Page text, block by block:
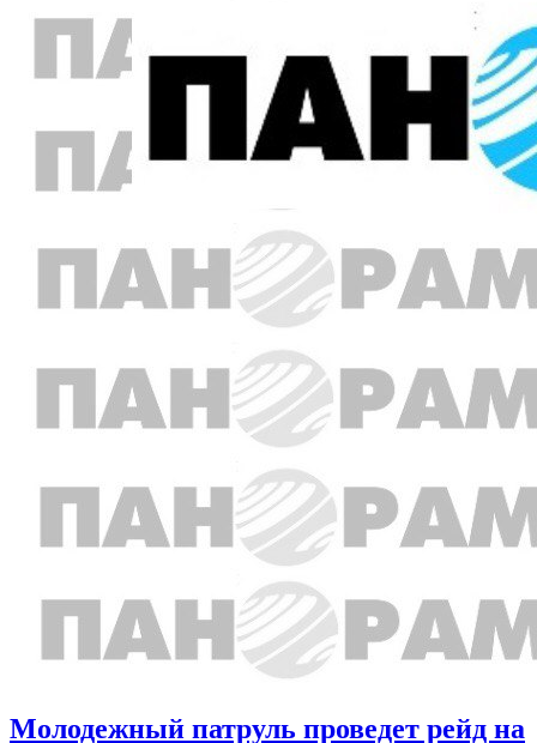
Молодежный патруль проведет рейд на